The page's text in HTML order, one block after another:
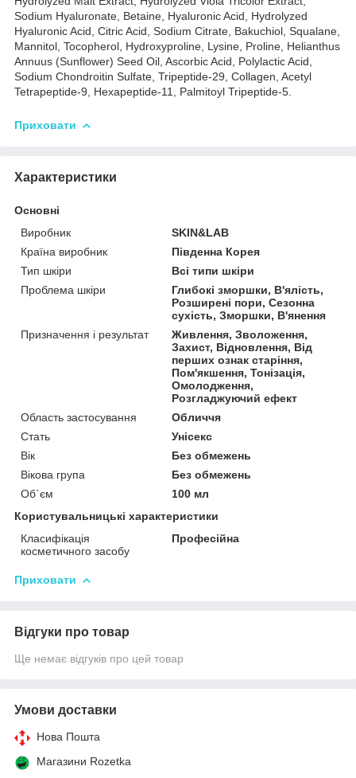
Sodium Hyaluronate, Betaine, Hyaluronic Acid, Hydrolyzed
Hyaluronic Acid, Citric Acid, Sodium Citrate, Bakuchiol, Squalane,
Mannitol, Tocopherol, Hydroxyproline, Lysine, Proline, Helianthus
Annuus (Sunflower) Seed Oil, Ascorbic Acid, Polylactic Acid,
Sodium Chondroitin Sulfate, Tripeptide-29, Collagen, Acetyl
Tetrapeptide-9, Hexapeptide-11, Palmitoyl Tripeptide-5.
Приховати
Характеристики
Основні
Виробник
SKIN&LAB
Країна виробник
Південна Корея
Тип шкіри
Всі типи шкіри
Проблема шкіри
Глибокі зморшки, В'ялість,
Розширені пори, Сезонна
сухість, Зморшки, В'янення
Призначення і результат
Живлення, Зволоження,
Захист, Відновлення, Від
перших ознак старіння,
Пом'якшення, Тонізація,
Омолодження,
Розгладжуючий ефект
Область застосування
Обличчя
Стать
Унісекс
Вік
Без обмежень
Вікова група
Без обмежень
Об`єм
100 мл
Користувальницькі характеристики
Класифікація
косметичного засобу
Професійна
Приховати
Відгуки про товар
Ще немає відгуків про цей товар
Умови доставки
Нова Пошта
Магазини Rozetka